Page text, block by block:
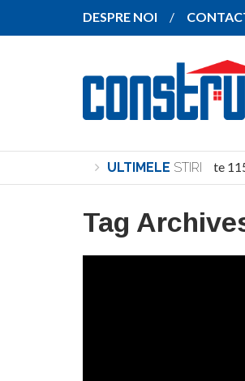
DESPRE NOI
ULTIMELE STIRI
Investiție de peste
Tag